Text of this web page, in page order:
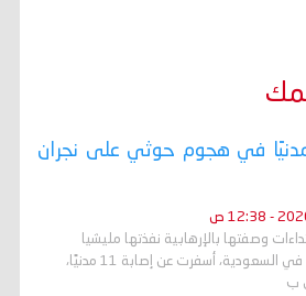
/ إصابة 11 مدنيًا في هجوم حوثي على نجران
وصفتها بالإرهابية نفذتها مليشيا
الحوثي على منطقة نجران في السعودية، أسفرت عن إصابة 11 مدنيًا،
ب